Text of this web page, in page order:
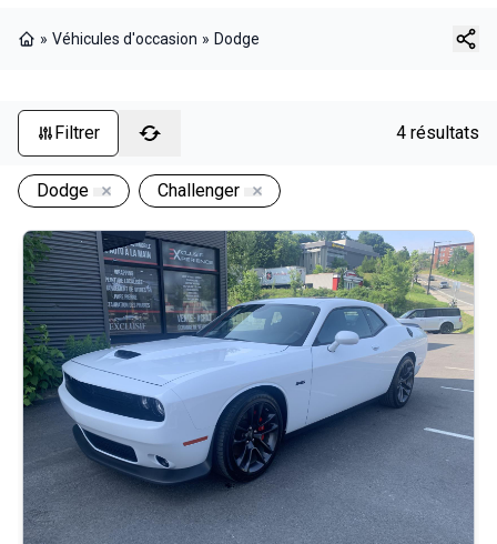
» Véhicules d'occasion » Dodge
Filtrer 4 résultats
Dodge Challenger